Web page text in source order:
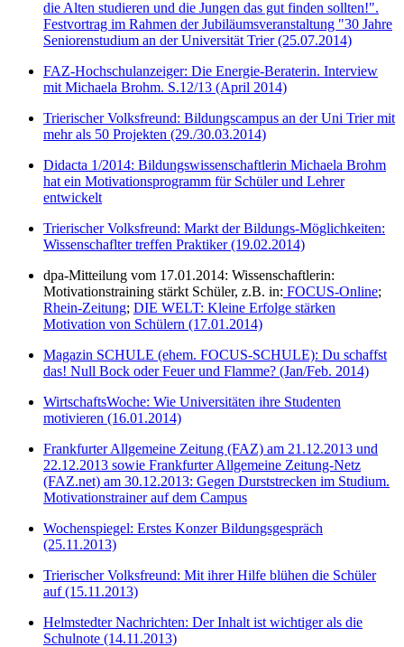
die Alten studieren und die Jungen das gut finden sollten!".
Festvortrag im Rahmen der Jubiläumsveranstaltung "30 Jahre
Seniorenstudium an der Universität Trier (25.07.2014)
FAZ-Hochschulanzeiger: Die Energie-Beraterin. Interview
mit Michaela Brohm. S.12/13 (April 2014)
Trierischer Volksfreund: Bildungscampus an der Uni Trier mit
mehr als 50 Projekten (29./30.03.2014)
Didacta 1/2014: Bildungswissenschaftlerin Michaela Brohm
hat ein Motivationsprogramm für Schüler und Lehrer
entwickelt
Trierischer Volksfreund: Markt der Bildungs-Möglichkeiten:
Wissenschaflter treffen Praktiker (19.02.2014)
dpa-Mitteilung vom 17.01.2014: Wissenschaftlerin:
Motivationstraining stärkt Schüler, z.B. in: FOCUS-Online;
Rhein-Zeitung; DIE WELT: Kleine Erfolge stärken
Motivation von Schülern (17.01.2014)
Magazin SCHULE (ehem. FOCUS-SCHULE): Du schaffst
das! Null Bock oder Feuer und Flamme? (Jan/Feb. 2014)
WirtschaftsWoche: Wie Universitäten ihre Studenten
motivieren (16.01.2014)
Frankfurter Allgemeine Zeitung (FAZ) am 21.12.2013 und
22.12.2013 sowie Frankfurter Allgemeine Zeitung-Netz
(FAZ.net) am 30.12.2013: Gegen Durststrecken im Studium.
Motivationstrainer auf dem Campus
Wochenspiegel: Erstes Konzer Bildungsgespräch
(25.11.2013)
Trierischer Volksfreund: Mit ihrer Hilfe blühen die Schüler
auf (15.11.2013)
Helmstedter Nachrichten: Der Inhalt ist wichtiger als die
Schulnote (14.11.2013)